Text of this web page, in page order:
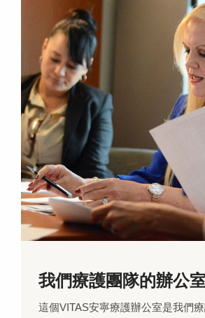
我們療護團隊的辦公
這個VITAS安寧療護辦公室是我們